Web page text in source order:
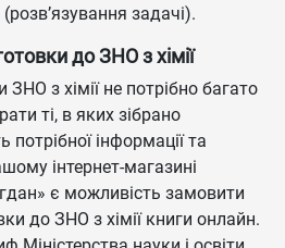
задачі).
до ЗНО з хімії
ЗНО з хімії не потрібно багато
ті, в яких зібрано
потрібної інформації та
інтернет-магазині
є можливість замовити
до ЗНО з хімії книги онлайн.